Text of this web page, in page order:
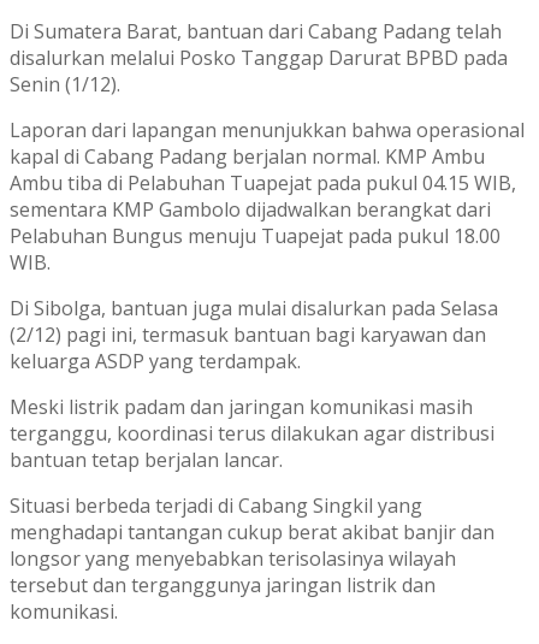
Di Sumatera Barat, bantuan dari Cabang Padang telah
disalurkan melalui Posko Tanggap Darurat BPBD pada
Senin (1/12).
Laporan dari lapangan menunjukkan bahwa operasional
kapal di Cabang Padang berjalan normal. KMP Ambu
Ambu tiba di Pelabuhan Tuapejat pada pukul 04.15 WIB,
sementara KMP Gambolo dijadwalkan berangkat dari
Pelabuhan Bungus menuju Tuapejat pada pukul 18.00
WIB.
Di Sibolga, bantuan juga mulai disalurkan pada Selasa
(2/12) pagi ini, termasuk bantuan bagi karyawan dan
keluarga ASDP yang terdampak.
Meski listrik padam dan jaringan komunikasi masih
terganggu, koordinasi terus dilakukan agar distribusi
bantuan tetap berjalan lancar.
Situasi berbeda terjadi di Cabang Singkil yang
menghadapi tantangan cukup berat akibat banjir dan
longsor yang menyebabkan terisolasinya wilayah
tersebut dan terganggunya jaringan listrik dan
komunikasi.